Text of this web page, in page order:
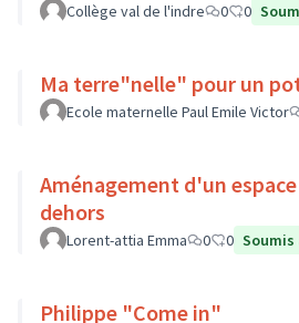
Collège val de l'indre 0 0
Ma terre"nelle" pour un
Ecole maternelle Paul Emile Victor
Aménagement d'un
dehors
Lorent-attia Emma 0 0 Soumis
Philippe "Come in"